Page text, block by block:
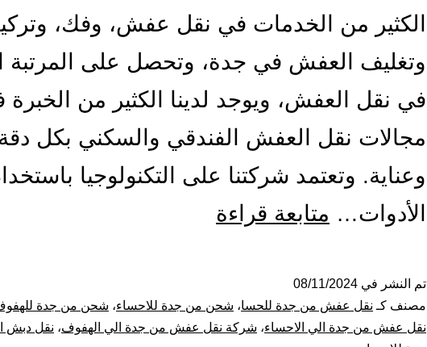
الكثير من الخدمات في نقل عفش، وفك،
وتغليف العفش في جدة، وتحصل على المرتبة
في نقل العفش، ويوجد لدينا الكثير من
مجالات نقل العفش الفندقي والسكني بكل
وعناية. وتعتمد شركتنا على التكنولوجيا
الأدوات… متابعة قراءة
من
تم النشر في 08/11/2024
مصنف كـ نقل عفش من جدة للحسا، شحن من جدة للاحساء، شحن من جدة
نقل عفش من جدة الي الاحساء، شركة نقل عفش من جدة الي الهفوف، نقل دبش